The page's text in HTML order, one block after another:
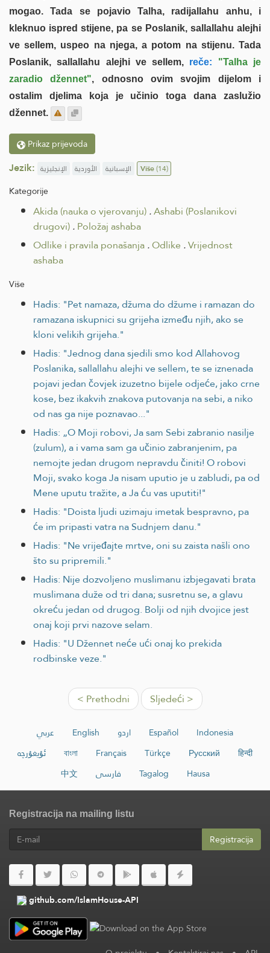
mogao. Tada se pojavio Talha, radijallahu anhu, i
kleknuo ispred stijene, pa se Poslanik, sallallahu alejhi
ve sellem, uspeo na njega, a potom na stijenu. Tada
Poslanik, sallallahu alejhi ve sellem, reče:
"Talha je
zaradio džennet", odnosno ovim svojim dijelom i
ostalim djelima koja je učinio toga dana zaslužio
džennet.
Prikaz prijevoda
Jezik: الإنجليزية الأوردية الإسبانية Više(14)
Kategorije
Akida (nauka o vjerovanju).Ashabi (Poslanikovi
drugovi).Položaj ashaba
Odlike i pravila ponašanja.Odlike .Vrijednost
ashaba
Više
Hadis: "Pet namaza, džuma do džume i ramazan do
ramazana iskupnici su grijeha između njih, ako se
kloni velikih grijeha."
Hadis: "Jednog dana sjedili smo kod Allahovog
Poslanika, sallallahu alejhi ve sellem, te se iznenada
pojavi jedan čovjek izuzetno bijele odjeće, jako crne
kose, bez ikakvih znakova putovanja na sebi, a niko
od nas ga nije poznavao..."
Hadis: „O Moji robovi, Ja sam Sebi zabranio nasilje
(zulum), a i vama sam ga učinio zabranjenim, pa
nemojte jedan drugom nepravdu činiti! O robovi
Moji, svako koga Ja nisam uputio je u zabludi, pa od
Mene uputu tražite, a Ja ću vas uputiti!"
Hadis: "Doista ljudi uzimaju imetak bespravno, pa
će im pripasti vatra na Sudnjem danu."
Hadis: "Ne vrijeđajte mrtve, oni su zaista našli ono
što su pripremili."
Hadis: Nije dozvoljeno muslimanu izbjegavati brata
muslimana duže od tri dana; susretnu se, a glavu
okreću jedan od drugog. Bolji od njih dvojice jest
onaj koji prvi nazove selam.
Hadis: "U Džennet neće ući onaj ko prekida
rodbinske veze."
< Prethodni Sljedeći >
عربي English اردو Español
Indonesia
ئۇيغۇرچە
বাংলা Français Türkçe Русский
हिन्दी
中文
فارسی Tagalog Hausa
Registracija na mailing listu
Registracija
github.com/IslamHouse-API